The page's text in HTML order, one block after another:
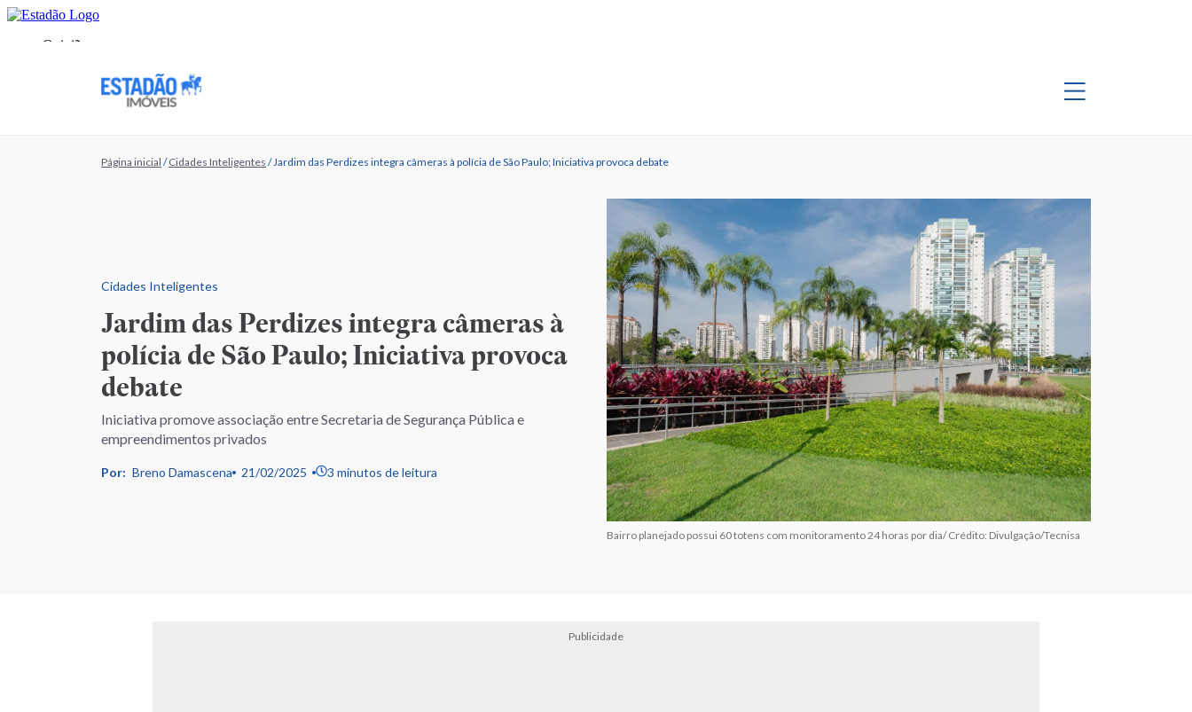
Página inicial /Cidades Inteligentes /Jardim das Perdizes integra câmeras à polícia de São Paulo; Iniciativa provoca debate
Cidades Inteligentes
Jardim das Perdizes integra câmeras à
polícia de São Paulo; Iniciativa provoca
debate
Iniciativa promove associação entre Secretaria de Segurança Pública e
empreendimentos privados
Por: Breno Damascena 21/02/2025 3 minutos de leitura
Bairro planejado possui 60 totens com monitoramento 24 horas por dia/ Crédito: Divulgação/Tecnisa
Publicidade